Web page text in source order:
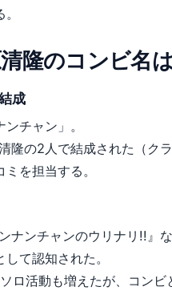
隆のコンビ名
成
チャン」。
隆の2人で結成された（ク
を担当する。
ナンチャンのウリナリ!!』
て認知された。
ロ活動も増えたが、コンビ